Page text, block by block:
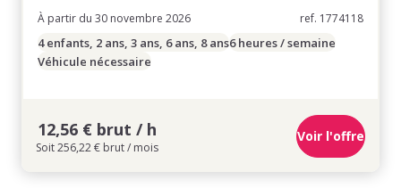
À partir du 30 novembre 2026
ref. 1774118
4 enfants, 2 ans, 3 ans, 6 ans, 8 ans6 heures / semaine
Véhicule nécessaire
12,56 € brut / h
Soit 256,22 € brut / mois
Voir l'offre